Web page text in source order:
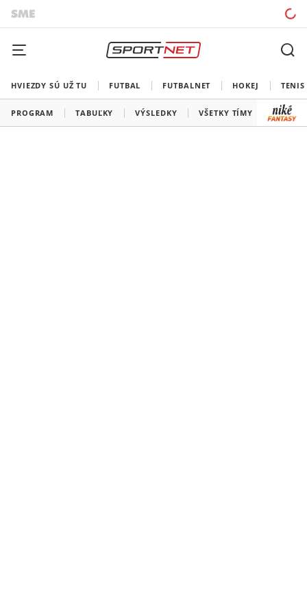
HVIEZDY SÚ UŽ TU FUTBAL FUTBALNET HOKEJ TENIS
PROGRAM TABUĽKY VÝSLEDKY VŠETKY TÍMY